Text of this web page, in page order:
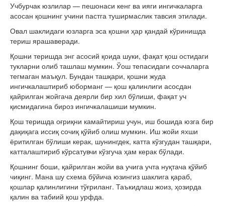
Учбурчак юзлилар — пешонаси кенг ва ияги ингичкаларга
асосан қошнинг учини пастга туширмаслик тавсия этилади.
Овал шаклидаги юзларга эса қошни ҳар қандай кўринишда
териш ярашаверади.
Қошни теришда энг асосий қоида шуки, фақат қош остидаги
тукларни олиб ташлаш мумкин. Ўош тепасидаги соччаларга
тегмаган маъқул. Бундан ташқари, қошни жуда
ингичкалаштириб юборманг — қош қалинлиги асосдан
қайрилган жойгача деярли бир хил бўлиши, фақат уч
қисмидагина бироз ингичкалашиши мумкин.
Қош теришда оғриқни камайтириш учун, иш бошида юзга бир
дақиқага иссиқ сочиқ қўйиб олиш мумкин. Иш жойи яхши
ёритилган бўлиши керак, шунингдек, катта кўзгудан ташқари,
катталаштириб кўрсатувчи кўзгуча ҳам керак бўлади.
Қошнинг боши, қайрилган жойи ва учига учта нуқтача қўйиб
чиқинг. Мана шу схема бўйича юзингиз шаклига қараб,
қошлар қалинлигини тўғриланг. Таъкидлаш жоиз, ҳозирда
қалин ва табиий қош урфда.